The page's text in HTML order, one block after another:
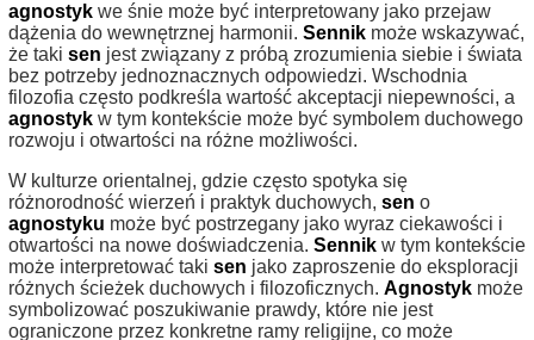
agnostyk we śnie może być interpretowany jako przejaw
dążenia do wewnętrznej harmonii. Sennik może wskazywać,
że taki sen jest związany z próbą zrozumienia siebie i świata
bez potrzeby jednoznacznych odpowiedzi. Wschodnia
filozofia często podkreśla wartość akceptacji niepewności, a
agnostyk w tym kontekście może być symbolem duchowego
rozwoju i otwartości na różne możliwości.
W kulturze orientalnej, gdzie często spotyka się
różnorodność wierzeń i praktyk duchowych, sen o
agnostyku może być postrzegany jako wyraz ciekawości i
otwartości na nowe doświadczenia. Sennik w tym kontekście
może interpretować taki sen jako zaproszenie do eksploracji
różnych ścieżek duchowych i filozoficznych. Agnostyk może
symbolizować poszukiwanie prawdy, które nie jest
ograniczone przez konkretne ramy religijne, co może